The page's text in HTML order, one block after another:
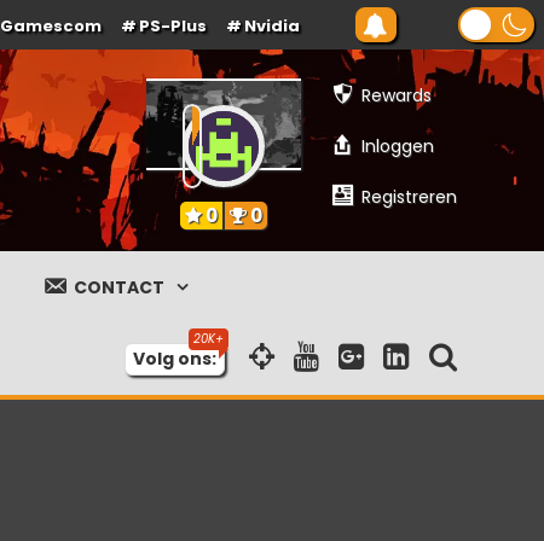
Gamescom PS-Plus Nvidia
Rewards
Inloggen
Registreren
0 0
CONTACT
Volg ons: